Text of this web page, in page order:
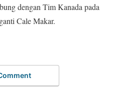
dengan Tim Kanada pada
Cale Makar.